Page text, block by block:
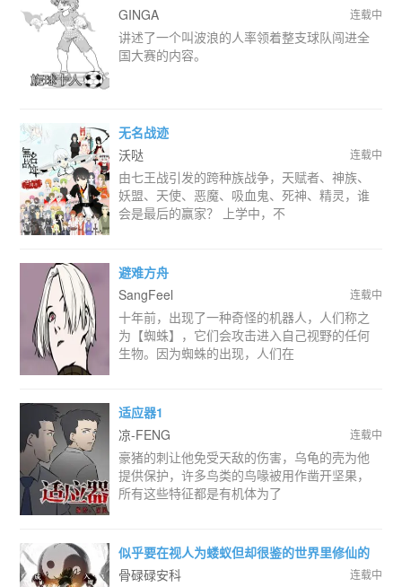
GINGA
连载中
讲述了一个叫波浪的人率领着整支球队闯进全
国大赛的内容。
无名战迹
沃哒
连载中
由七王战引发的跨种族战争，天赋者、神族、
妖盟、天使、恶魔、吸血鬼、死神、精灵，谁
会是最后的赢家？ 上学中，不
避难方舟
SangFeel
连载中
十年前，出现了一种奇怪的机器人，人们称之
为【蜘蛛】，它们会攻击进入自己视野的任何
生物。因为蜘蛛的出现，人们在
适应器1
凉-FENG
连载中
豪猪的刺让他免受天敌的伤害，乌龟的壳为他
提供保护，许多鸟类的鸟喙被用作凿开坚果，
所有这些特征都是有机体为了
似乎要在视人为蝼蚁但却很鉴的世界里修仙的
样子
骨碌碌安科 连载中